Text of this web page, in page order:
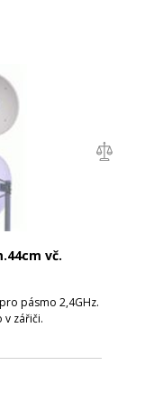
vč.
pásmo 2,4GHz.
v zářiči.